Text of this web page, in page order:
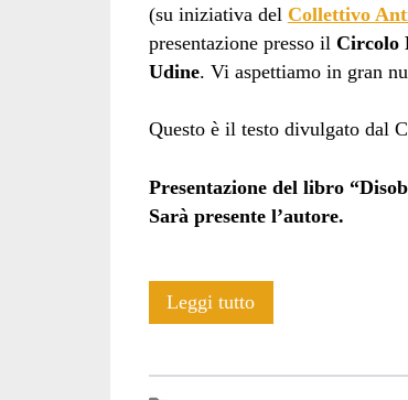
(su iniziativa del Collettivo
presentazione presso il Circolo
Udine. Vi aspettiamo in gran
Questo è il testo divulgato dal
Presentazione del libro
Sarà presente l’autore.
Leggi tuttoDisobbedienza